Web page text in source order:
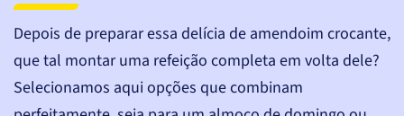
Depois de preparar essa delícia de amendoim crocante,
que tal montar uma refeição completa em volta dele?
Selecionamos aqui opções que combinam